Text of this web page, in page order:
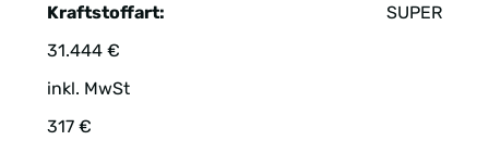
Kraftstoffart:
SUPER
31.444 €
inkl. MwSt
317 €